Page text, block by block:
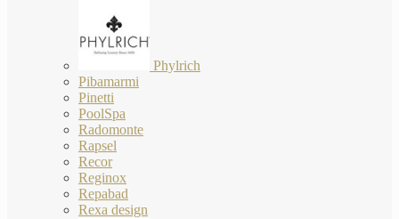
Phylrich
Pibamarmi
Pinetti
PoolSpa
Radomonte
Rapsel
Recor
Reginox
Repabad
Rexa design